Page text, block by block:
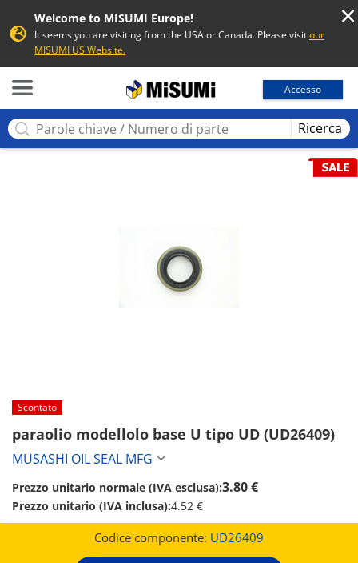
Welcome to MISUMI Europe!
It seems you are visiting from the USA or Canada. Please visitour
MISUMI US Website.
Accesso
Ricerca
Scontato
paraolio modellolo base U tipo UD (UD26409)
MUSASHI OIL SEAL MFG
Prezzo unitario normale (IVA esclusa):3.80 €
Prezzo unitario (IVA inclusa):4.52 €
Codice componente: UD26409